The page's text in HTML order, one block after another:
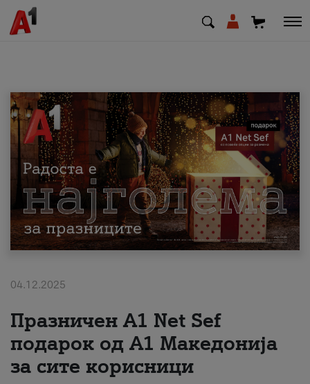
МК EN SQ
Приватни Деловни
Поддршка
Надополни кредит
За нас
#ПодобарОнлајн
04.12.2025
Празничен A1 Net Sеf
подарок од А1 Македонија
за сите корисници